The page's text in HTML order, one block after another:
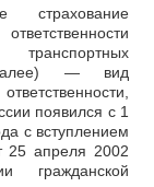
страхование
транспортных
— вид
появился с 1
с вступлением
25 апреля 2002
гражданской